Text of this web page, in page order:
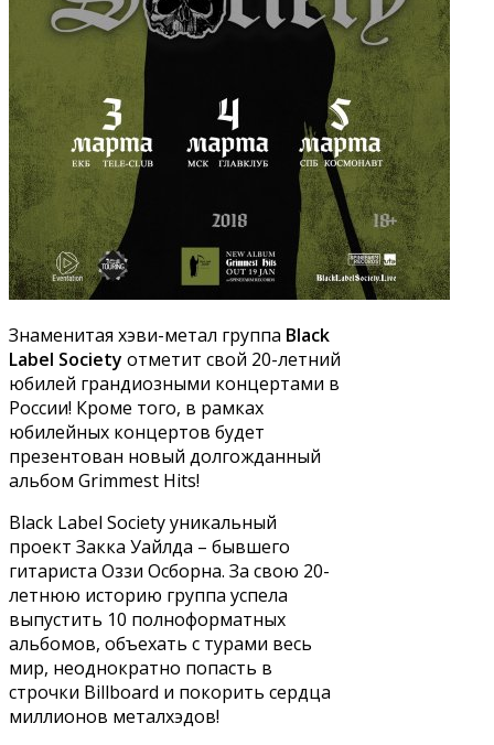
Знаменитая хэви-метал группа Black
Label Society отметит свой 20-летний
юбилей грандиозными концертами в
России! Кроме того, в рамках
юбилейных концертов будет
презентован новый долгожданный
альбом Grimmest Hits!
Black Label Society уникальный
проект Закка Уайлда – бывшего
гитариста Оззи Осборна. За свою 20-
летнюю историю группа успела
выпустить 10 полноформатных
альбомов, объехать с турами весь
мир, неоднократно попасть в
строчки Billboard и покорить сердца
миллионов металхэдов!